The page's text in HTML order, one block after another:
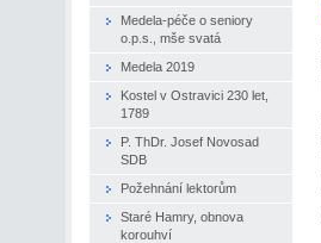
Medela-péče o seniory
o.p.s., mše svatá
Medela 2019
Kostel v Ostravici 230 let,
1789
P. ThDr. Josef Novosad
SDB
Požehnání lektorům
Staré Hamry, obnova
korouhví